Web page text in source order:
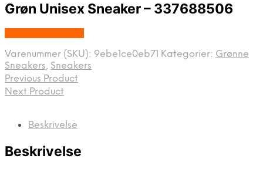
Grøn Unisex Sneaker – 337688506
Varenummer (SKU): 9ebe1ce0eb71 Kategorier: Grønne
Sneakers, Sneakers
Previous Product
Next Product
Beskrivelse
Beskrivelse